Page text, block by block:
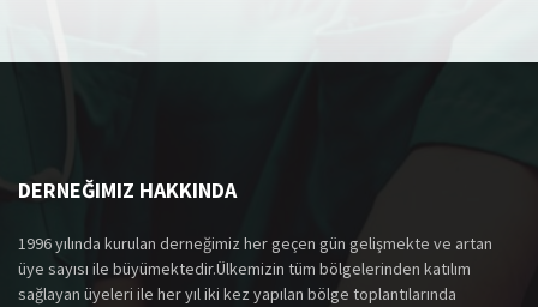
DERNEĞIMIZ HAKKINDA
1996 yılında kurulan derneğimiz her geçen gün gelişmekte ve artan
üye sayısı ile büyümektedir.Ülkemizin tüm bölgelerinden katılım
sağlayan üyeleri ile her yıl iki kez yapılan bölge toplantılarında